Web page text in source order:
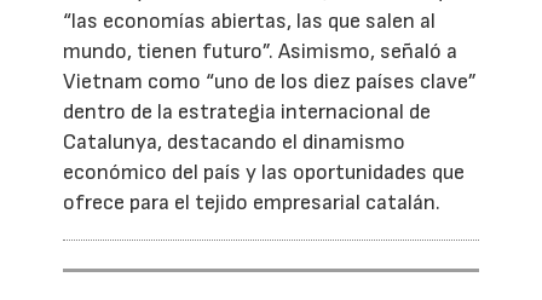
“las economías abiertas, las que salen al
mundo, tienen futuro”. Asimismo, señaló a
Vietnam como “uno de los diez países clave”
dentro de la estrategia internacional de
Catalunya, destacando el dinamismo
económico del país y las oportunidades que
ofrece para el tejido empresarial catalán.